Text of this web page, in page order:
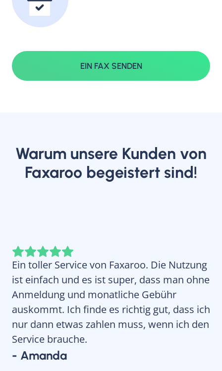
EIN FAX SENDEN
Warum unsere Kunden von
Faxaroo begeistert sind!
Ein toller Service von Faxaroo. Die Nutzung
ist einfach und es ist super, dass man ohne
Anmeldung und monatliche Gebühr
auskommt. Ich finde es richtig gut, dass ich
nur dann etwas zahlen muss, wenn ich den
Service brauche.
- Amanda